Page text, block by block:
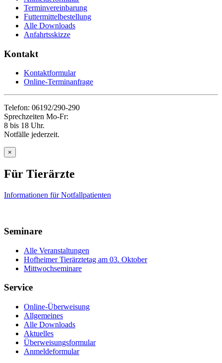
Terminvereinbarung
Futtermittelbestellung
Alle Downloads
Anfahrtsskizze
Kontakt
Kontaktformular
Online-Terminanfrage
Telefon: 06192/290-290
Sprechzeiten Mo-Fr:
8 bis 18 Uhr.
Notfälle jederzeit.
×
Für Tierärzte
Informationen für Notfallpatienten
Seminare
Alle Veranstaltungen
Hofheimer Tierärztetag am 03. Oktober
Mittwochseminare
Service
Online-Überweisung
Allgemeines
Alle Downloads
Aktuelles
Überweisungsformular
Anmeldeformular